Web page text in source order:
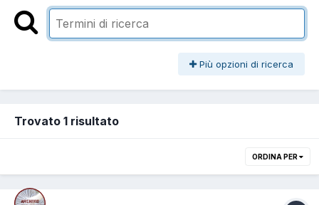
Più opzioni di ricerca
Trovato 1 risultato
ORDINA PER